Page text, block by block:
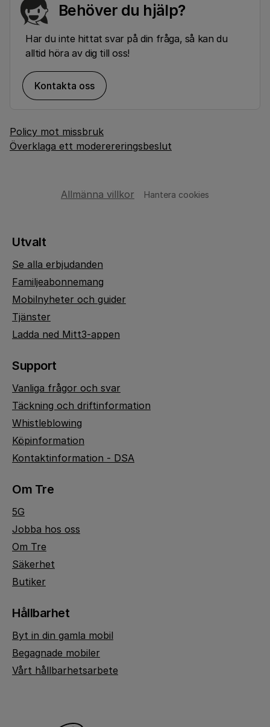
Behöver du hjälp?
Har du inte hittat svar på din fråga, så kan du
alltid höra av dig till oss!
Kontakta oss
Policy mot missbruk
Överklaga ett moderereringsbeslut
Allmänna villkor Hantera cookies
Utvalt
Se alla erbjudanden
Familjeabonnemang
Mobilnyheter och guider
Tjänster
Ladda ned Mitt3-appen
Support
Vanliga frågor och svar
Täckning och driftinformation
Whistleblowing
Köpinformation
Kontaktinformation - DSA
Om Tre
5G
Jobba hos oss
Om Tre
Säkerhet
Butiker
Hållbarhet
Byt in din gamla mobil
Begagnade mobiler
Vårt hållbarhetsarbete